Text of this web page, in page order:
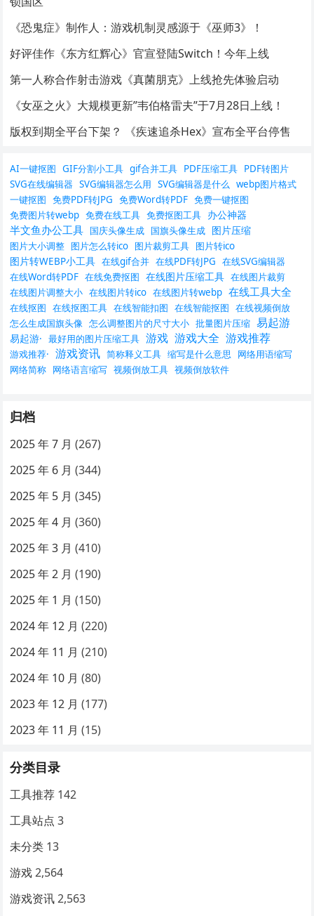
《恐鬼症》制作人：游戏机制灵感源于《巫师3》！
好评佳作《东方红辉心》官宣登陆Switch！今年上线
第一人称合作射击游戏《真菌朋克》上线抢先体验启动
《女巫之火》大规模更新”韦伯格雷夫”于7月28日上线！
版权到期全平台下架？ 《疾速追杀Hex》宣布全平台停售
AI一键抠图 GIF分割小工具 gif合并工具 PDF压缩工具 PDF转图片
SVG在线编辑器 SVG编辑器怎么用 SVG编辑器是什么 webp图片格式
一键抠图 免费PDF转JPG 免费Word转PDF 免费一键抠图
免费图片转webp 免费在线工具 免费抠图工具 办公神器
半文鱼办公工具 国庆头像生成 国旗头像生成 图片压缩
图片大小调整 图片怎么转ico 图片裁剪工具 图片转ico
图片转WEBP小工具 在线gif合并 在线PDF转JPG 在线SVG编辑器
在线Word转PDF 在线免费抠图 在线图片压缩工具 在线图片裁剪
在线图片调整大小 在线图片转ico 在线图片转webp 在线工具大全
在线抠图 在线抠图工具 在线智能扣图 在线智能抠图 在线视频倒放
怎么生成国旗头像 怎么调整图片的尺寸大小 批量图片压缩 易起游
易起游· 最好用的图片压缩工具 游戏 游戏大全 游戏推荐
游戏推荐· 游戏资讯 简称释义工具 缩写是什么意思
网络用语缩写
网络简称 网络语言缩写 视频倒放工具 视频倒放软件
归档
2025 年 7 月 (267)
2025 年 6 月 (344)
2025 年 5 月 (345)
2025 年 4 月 (360)
2025 年 3 月 (410)
2025 年 2 月 (190)
2025 年 1 月 (150)
2024 年 12 月 (220)
2024 年 11 月 (210)
2024 年 10 月 (80)
2023 年 12 月 (177)
2023 年 11 月 (15)
分类目录
工具推荐 142
工具站点 3
未分类 13
游戏 2,564
游戏资讯 2,563